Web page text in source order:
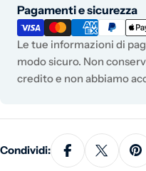
Pagamenti e sicurezza
Metodi di pagamento
Le tue informazioni di
modo sicuro. Non
credito e non abbiamo
Condividi: